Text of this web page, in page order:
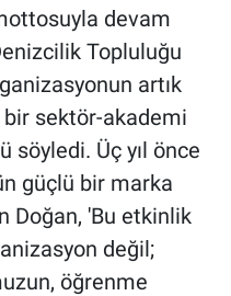
devam
Topluluğu
artık
bir sektör-akademi
söyledi. Üç yıl önce
güçlü bir marka
Doğan, 'Bu etkinlik
değil;
öğrenme